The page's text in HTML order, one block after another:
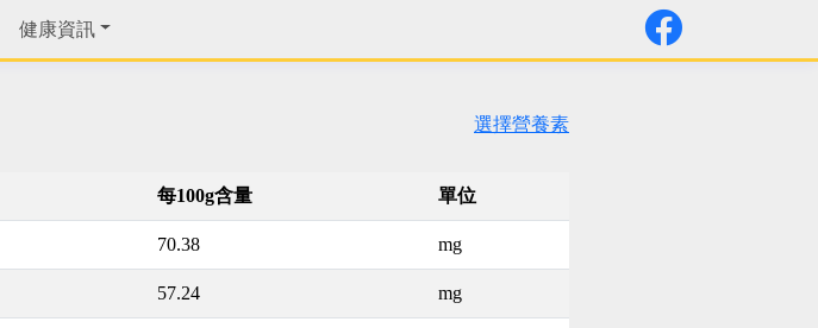
健康資訊
選擇營養素
每100g含量 單位
70.38 mg
57.24 mg